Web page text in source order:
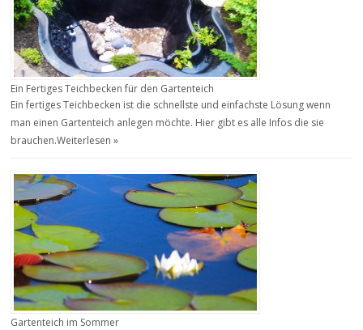
Ein Fertiges Teichbecken für den Gartenteich
Ein fertiges Teichbecken ist die schnellste und einfachste Lösung wenn
man einen Gartenteich anlegen möchte. Hier gibt es alle Infos die sie
brauchen.Weiterlesen »
Gartenteich im Sommer